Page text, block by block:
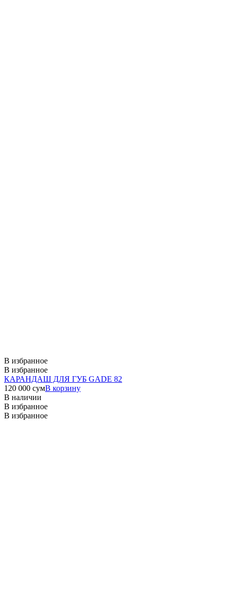
В избранное
В избранное
КАРАНДАШ ДЛЯ ГУБ GADE 82
120 000 сумВ корзину
В наличии
В избранное
В избранное